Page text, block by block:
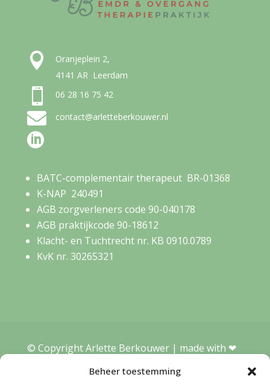
Beheer toestemming

Oranjeplein 2,
4141 AR Leerdam
 06 28 16 75 42
 contact@arletteberkouwer.nl

BATC-complementair therapeut BR-01368
K-NAP 240491
AGB zorgverleners code 90-040178
AGB praktijkcode 90-18612
Klacht- en Tuchtrecht nr. KB 0910.0789
KvK nr. 30265321
© Copyright Arlette Berkouwer | made with ❤︎